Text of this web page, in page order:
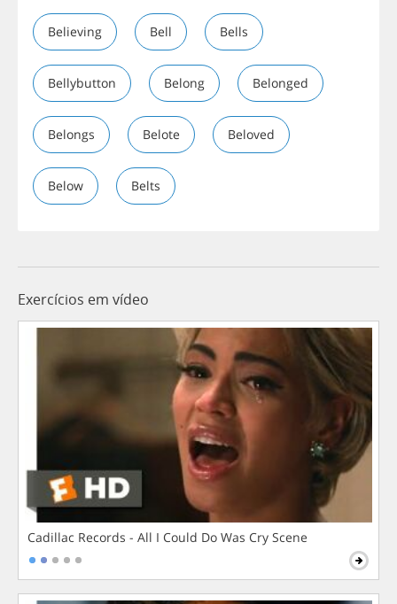
Believing Bell Bells
Bellybutton Belong Belonged
Belongs Belote Beloved
Below Belts
Exercícios em vídeo
Cadillac Records - All I Could Do Was Cry Scene